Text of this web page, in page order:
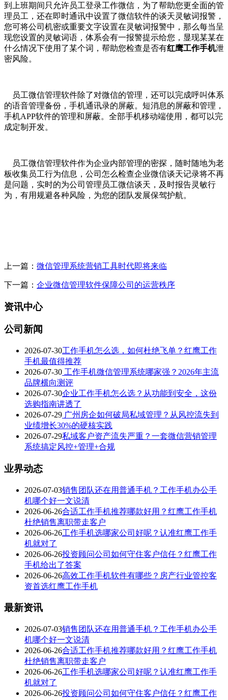
到上班期间只允许员工登录工作微信，为了帮助您更全面的管
理员工，还在即时通讯中设置了微信软件的谈天灵敏词报警，
您可将公司机密或重要文字设置在灵敏词报警中，那么每当呈
现您设置的灵敏词语，体系会有一报警提示给您，显现某某在
什么情况下使用了某个词，帮助您检查是否有红鹰工作手机泄
密风险。
员工微信管理软件除了对微信的管理，还可以完成呼叫体系
的语音管理备份，手机通讯录的屏蔽。短消息的屏蔽和管理，
手机APP软件的管理和屏蔽。全部手机移动端使用，都可以完
成定制开发。
员工微信管理软件作为企业内部管理的密探，随时随地为老
板收集员工行为信息，公司怎么检查企业微信谈天记录将不再
是问题，实时的为公司管理员工微信谈天，及时报告灵敏行
为，有用规避各种风险，为您的团队发展保驾护航。
上一篇： 微信管理系统营销工具时代即将来临
下一篇： 企业微信管理软件保障公司的运营秩序
资讯中心
公司新闻
2026-07-30工作手机怎么选，如何杜绝飞单？红鹰工作
手机最值得推荐
2026-07-30 工作手机微信管理系统哪家强？2026年主流
品牌横向测评
2026-07-30企业工作手机怎么选？从功能到安全，这份
选购指南讲透了
2026-07-29 广州房企如何破局私域管理？从风控流失到
业绩增长30%的硬核实践
2026-07-29私域客户资产流失严重？一套微信营销管理
系统搞定风控+管理+合规
业界动态
2026-07-03销售团队还在用普通手机？工作手机办公手
机哪个好一文说清
2026-06-26合适工作手机推荐哪款好用？红鹰工作手机
杜绝销售离职带走客户
2026-06-26工作手机选哪家公司好呢？认准红鹰工作手
机就对了
2026-06-26投资顾问公司如何守住客户信任？红鹰工作
手机给出了答案
2026-06-26高效工作手机软件有哪些？房产行业管控客
资首选红鹰工作手机
最新资讯
2026-07-03销售团队还在用普通手机？工作手机办公手
机哪个好一文说清
2026-06-26合适工作手机推荐哪款好用？红鹰工作手机
杜绝销售离职带走客户
2026-06-26工作手机选哪家公司好呢？认准红鹰工作手
机就对了
2026-06-26投资顾问公司如何守住客户信任？红鹰工作